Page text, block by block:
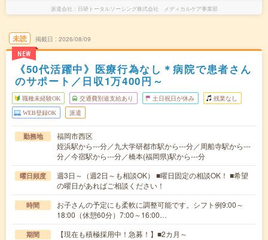
派遣会社 日研トータルソーシング株式会社 メディカルケア事業部
未読
NEW
掲載日 2026/08/09
《50代活躍中》医療行為なし＊病院で患者さん
のサポート／日収1万400円～
職種未経験OK 交通費別途支給あり 土日祝日が休み 残業なし
WEB登録OK 派遣
勤務地
福岡市西区
姪浜駅から---分／九大学研都市駅から---分／周船寺駅から---
分／今宿駅から---分／橋本(福岡県)駅から---分
曜日頻度
週3日～（週2日～も相談OK） ■曜日固定の相談OK！ ■希望
の曜日があればご相談ください！
時間
お子さんの予定にも柔軟に調整可能です。シフト例9:00～
18:00（休憩60分）7:00～16:00…
期間 【現在も積極採用中！急募！】■2カ月～